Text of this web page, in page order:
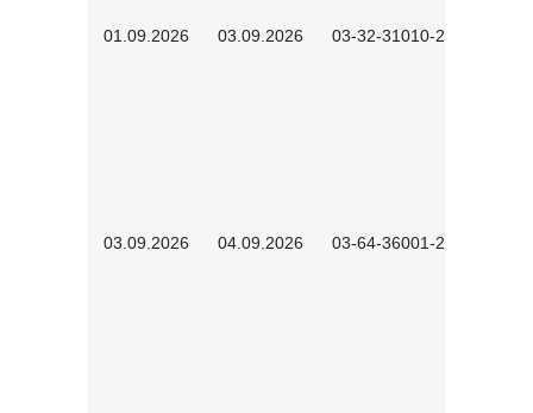
01.09.2026 03.09.2026 03-32-31010-2603
03.09.2026 04.09.2026 03-64-36001-2602